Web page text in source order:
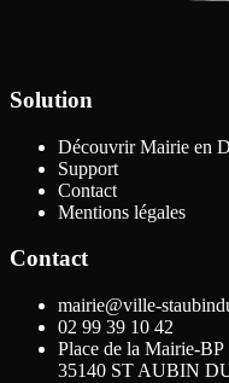
Solution
Découvrir Mairie en
Support
Contact
Mentions légales
Contact
mairie@ville-
02 99 39 10 42
Place de la Mairie-BP
35140 ST AUBIN